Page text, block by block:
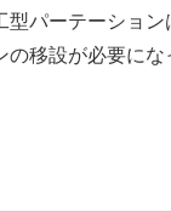
パーテーショ
移設が必要に